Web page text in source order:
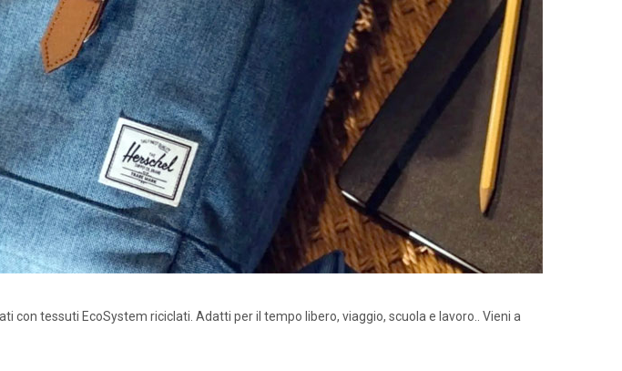
con tessuti EcoSystem riciclati. Adatti per il tempo libero, viaggio, scuola e lavoro.. Vieni a